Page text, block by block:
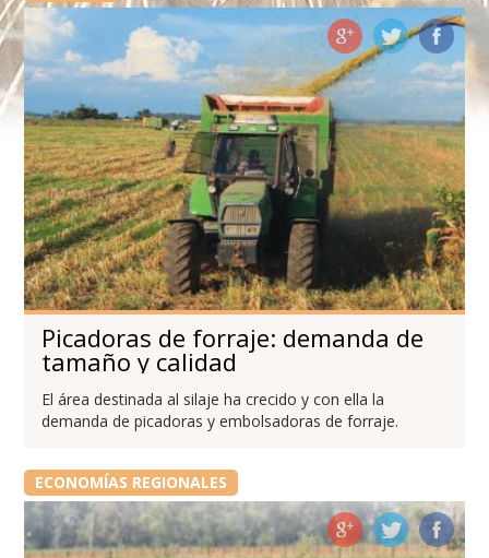
Picadoras de forraje: demanda de
tamaño y calidad
El área destinada al silaje ha crecido y con ella la
demanda de picadoras y embolsadoras de forraje.
ECONOMÍAS REGIONALES